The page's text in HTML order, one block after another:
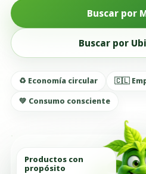
Buscar por
Buscar por
♻️ Economía circular
🇨🇱
💚 Consumo consciente
Productos con
propósito